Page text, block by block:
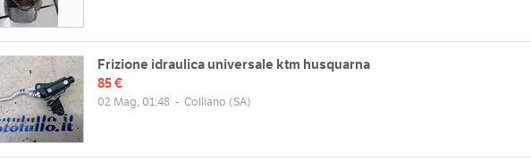
Frizione idraulica universale ktm husquarna
85 €
02 Mag, 01:48 - Colliano (SA)